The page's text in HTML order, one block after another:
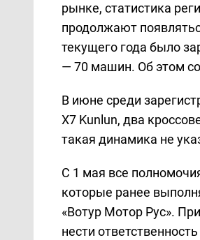
рынке, статистика
продолжают
текущего года было
— 70 машин. Об этом
В июне среди
X7 Kunlun, два
такая динамика не
С 1 мая все
которые ранее
«Вотур Мотор Рус».
нести